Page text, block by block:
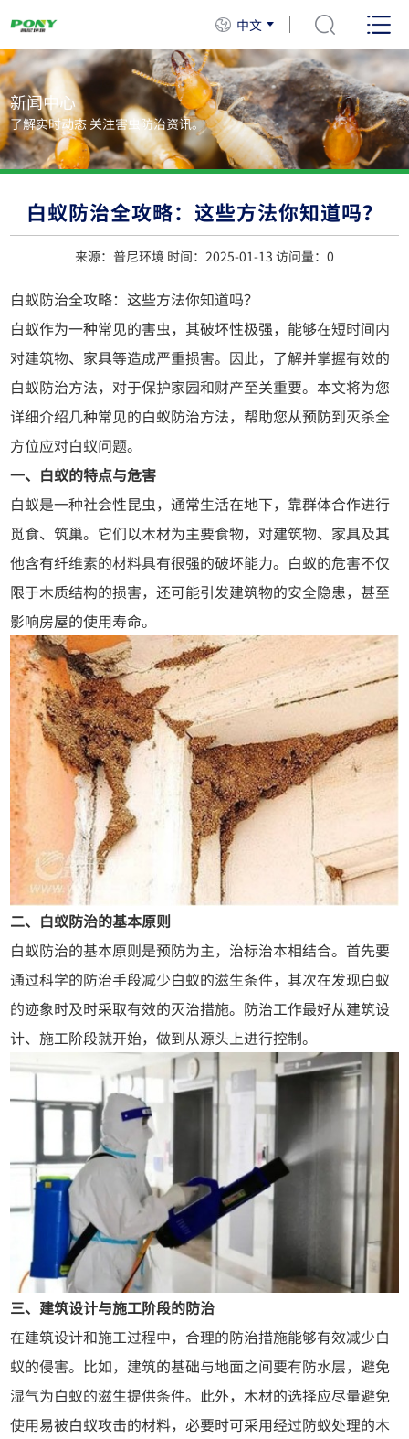
中文
新闻中心
了解实时动态 关注害虫防治资讯。
白蚁防治全攻略：这些方法你知道吗？
来源：普尼环境 时间：2025-01-13 访问量： 0
白蚁防治全攻略：这些方法你知道吗？
白蚁作为一种常见的害虫，其破坏性极强，能够在短时间内
对建筑物、家具等造成严重损害。因此，了解并掌握有效的
白蚁防治方法，对于保护家园和财产至关重要。本文将为您
详细介绍几种常见的白蚁防治方法，帮助您从预防到灭杀全
方位应对白蚁问题。
一、白蚁的特点与危害
白蚁是一种社会性昆虫，通常生活在地下，靠群体合作进行
觅食、筑巢。它们以木材为主要食物，对建筑物、家具及其
他含有纤维素的材料具有很强的破坏能力。白蚁的危害不仅
限于木质结构的损害，还可能引发建筑物的安全隐患，甚至
影响房屋的使用寿命。
二、白蚁防治的基本原则
白蚁防治的基本原则是预防为主，治标治本相结合。首先要
通过科学的防治手段减少白蚁的滋生条件，其次在发现白蚁
的迹象时及时采取有效的灭治措施。防治工作最好从建筑设
计、施工阶段就开始，做到从源头上进行控制。
三、建筑设计与施工阶段的防治
在建筑设计和施工过程中，合理的防治措施能够有效减少白
蚁的侵害。比如，建筑的基础与地面之间要有防水层，避免
湿气为白蚁的滋生提供条件。此外，木材的选择应尽量避免
使用易被白蚁攻击的材料，必要时可采用经过防蚁处理的木